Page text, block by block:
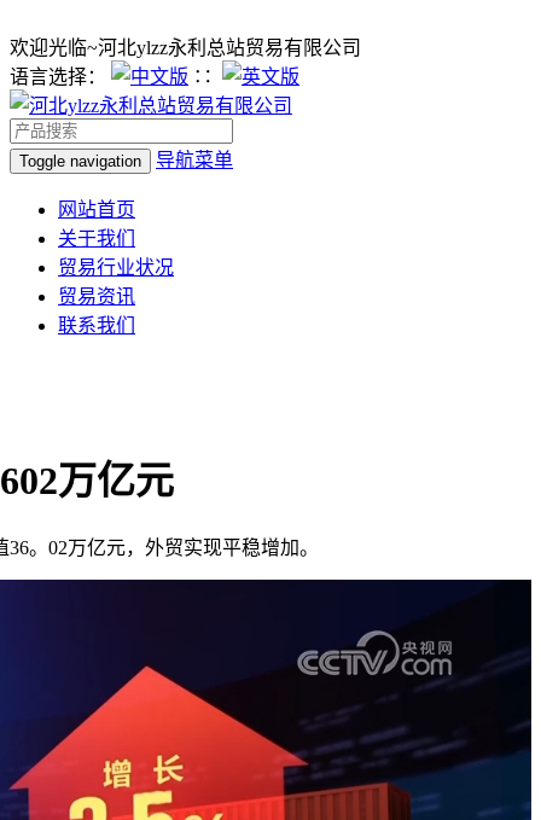
欢迎光临~河北ylzz永利总站贸易有限公司
语言选择：
∷
Toggle navigation 导航菜单
网站首页
关于我们
贸易行业状况
贸易资讯
联系我们
万亿元
。02万亿元，外贸实现平稳增加。